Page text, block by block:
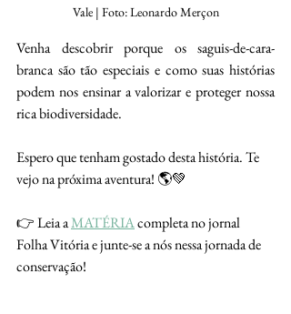
Vale | Foto: Leonardo Merçon
Venha descobrir porque os saguis-de-cara-
branca são tão especiais e como suas histórias
podem nos ensinar a valorizar e proteger nossa
rica biodiversidade.
Espero que tenham gostado desta história. Te
vejo na próxima aventura! 🌎💚
👉 Leia a MATÉRIA completa no jornal
Folha Vitória e junte-se a nós nessa jornada de
conservação!